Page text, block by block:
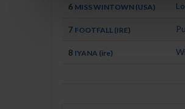
6 MISS WINTOWN (USA)
7 FOOTFALL (IRE)
8 IYANA (ire)